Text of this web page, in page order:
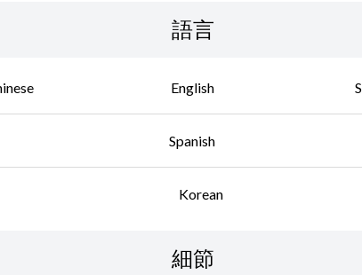
語言
English
Spanish
Korean
細節